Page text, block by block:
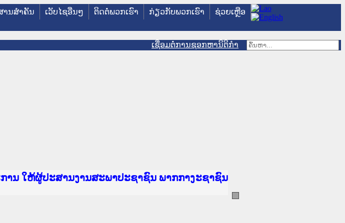
ານສໍາຄັນ ເວັບໄຊອື່ນໆ ຕິດຕໍ່ພວກເຮົາ ກ່ຽວກັບພວກເຮົາ ຊ່ວຍເຫຼືອ
ເຊື່ອມຕໍ່ການຊອກຫານິຕິກຳ
ແອັບກົດໝາຍລາວ ທີ່ ສະຖາບັນຍຸຕິທຳແຫ່ງຊາດ
ນ ໃຫ້ຜູ້ປະສານງານສະພາປະຊາຊົນ ພາກເໜືອ
ນຈົດໝາຍເຫດທາງລັດຖະການ
ງລັດຖະການ ສຳລັບ ພາກກາງ
າງລັດຖະການ ສຳລັບ ພາກໃຕ້
ຫດທາງລັດຖະການ ທີ່ ວິທະຍາຄານຕຳຫຼວດປະຊາຊົນ
ຫດທາງລັດຖະການ ທີ່ ວິທະຍາຄານສັນຕິບານປະຊາຊົນ
ຫ້ຜູ້ປະສານງານຂັ້ນແຂວງພາກເໜືອ
ນ ໃຫ້ຜູ້ປະສານງານສະພາປະຊາຊົນ ພາກກາງ